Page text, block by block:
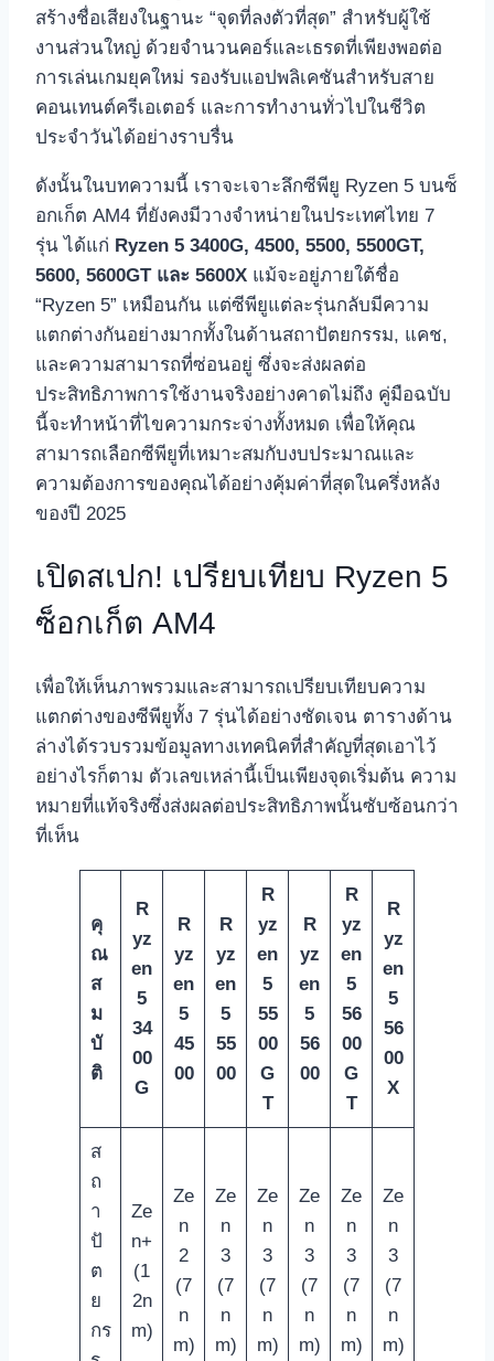
สร้างชื่อเสียงในฐานะ “จุดที่ลงตัวที่สุด” สำหรับผู้ใช้
งานส่วนใหญ่ ด้วยจำนวนคอร์และเธรดที่เพียงพอต่อ
การเล่นเกมยุคใหม่ รองรับแอปพลิเคชันสำหรับสาย
คอนเทนต์ครีเอเตอร์ และการทำงานทั่วไปในชีวิต
ประจำวันได้อย่างราบรื่น
ดังนั้นในบทความนี้ เราจะเจาะลึกซีพียู Ryzen 5 บนซ็
อกเก็ต AM4 ที่ยังคงมีวางจำหน่ายในประเทศไทย 7
รุ่น ได้แก่ Ryzen 5 3400G, 4500, 5500, 5500GT,
5600, 5600GT และ 5600X แม้จะอยู่ภายใต้ชื่อ
“Ryzen 5” เหมือนกัน แต่ซีพียูแต่ละรุ่นกลับมีความ
แตกต่างกันอย่างมากทั้งในด้านสถาปัตยกรรม, แคช,
และความสามารถที่ซ่อนอยู่ ซึ่งจะส่งผลต่อ
ประสิทธิภาพการใช้งานจริงอย่างคาดไม่ถึง คู่มือฉบับ
นี้จะทำหน้าที่ไขความกระจ่างทั้งหมด เพื่อให้คุณ
สามารถเลือกซีพียูที่เหมาะสมกับงบประมาณและ
ความต้องการของคุณได้อย่างคุ้มค่าที่สุดในครึ่งหลัง
ของปี 2025
เปิดสเปก! เปรียบเทียบ Ryzen 5
ซ็อกเก็ต AM4
เพื่อให้เห็นภาพรวมและสามารถเปรียบเทียบความ
แตกต่างของซีพียูทั้ง 7 รุ่นได้อย่างชัดเจน ตารางด้าน
ล่างได้รวบรวมข้อมูลทางเทคนิคที่สำคัญที่สุดเอาไว้
อย่างไรก็ตาม ตัวเลขเหล่านี้เป็นเพียงจุดเริ่มต้น ความ
หมายที่แท้จริงซึ่งส่งผลต่อประสิทธิภาพนั้นซับซ้อนกว่า
ที่เห็น
คุ
ณ
ส
ม
บั
ติ
R
yz
en
5
34
00
G
R
yz
en
5
45
00
R
yz
en
5
55
00
R
yz
en
5
55
00
G
T
R
yz
en
5
56
00
R
yz
en
5
56
00
G
T
R
yz
en
5
56
00
X
ส
ถ
า
ปั
ต
ย
กร
Ze
n+
(1
2n
m)
Ze
n
2
(7
n
m)
Ze
n
3
(7
n
m)
Ze
n
3
(7
n
m)
Ze
n
3
(7
n
m)
Ze
n
3
(7
n
m)
Ze
n
3
(7
n
m)